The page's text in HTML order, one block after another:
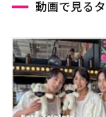
動画で見る